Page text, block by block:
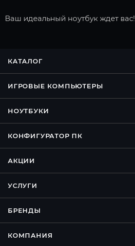
Ваш идеальный ноутбук ждет вас!
КАТАЛОГ
ИГРОВЫЕ КОМПЬЮТЕРЫ
НОУТБУКИ
КОНФИГУРАТОР ПК
АКЦИИ
УСЛУГИ
БРЕНДЫ
КОМПАНИЯ